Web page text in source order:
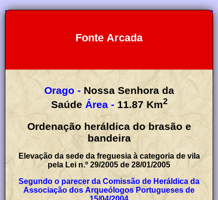
Fonte Arcada
Orago - Nossa Senhora da
Saúde Área - 11.87 Km2
Ordenação heráldica do brasão e
bandeira
Elevação da sede da freguesia à categoria de vila
pela Lei n.º 29/2005 de 28/01/2005
Segundo o parecer da Comissão de Heráldica da
Associação dos Arqueólogos Portugueses de